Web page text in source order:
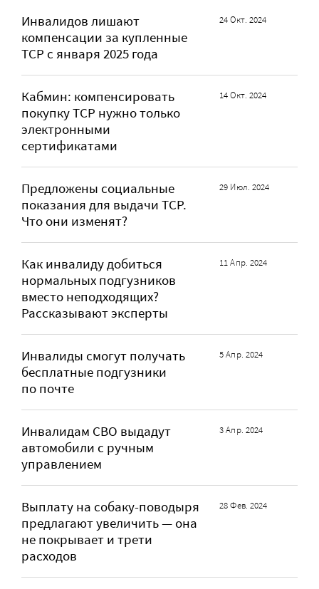
Инвалидов лишают
компенсации за купленные
ТСР с января 2025 года
24 Окт. 2024
Кабмин: компенсировать
покупку ТСР нужно только
электронными
сертификатами
14 Окт. 2024
Предложены социальные
показания для выдачи ТСР.
Что они изменят?
29 Июл. 2024
Как инвалиду добиться
нормальных подгузников
вместо неподходящих?
Рассказывают эксперты
11 Апр. 2024
Инвалиды смогут получать
бесплатные подгузники
по почте
5 Апр. 2024
Инвалидам СВО выдадут
автомобили с ручным
управлением
3 Апр. 2024
Выплату на собаку-поводыря
предлагают увеличить — она
не покрывает и трети
расходов
28 Фев. 2024